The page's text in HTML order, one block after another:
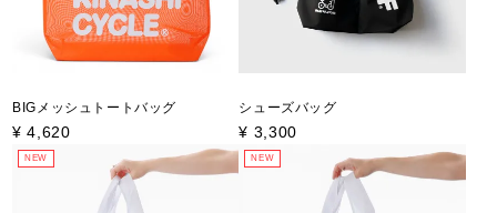
BIGメッシュトートバッグ
¥ 4,620
シューズバッグ
¥ 3,300
NEW NEW